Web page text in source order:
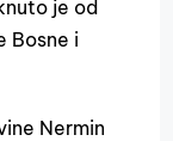
je od
Bosne i
Nermin